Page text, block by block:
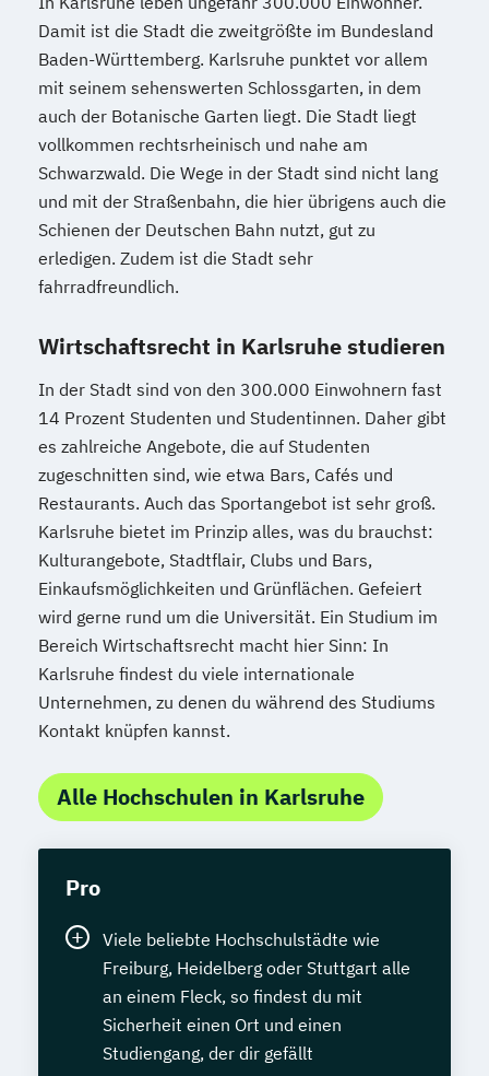
Damit ist die Stadt die zweitgrößte im Bundesland
Baden-Württemberg. Karlsruhe punktet vor allem
mit seinem sehenswerten Schlossgarten, in dem
auch der Botanische Garten liegt. Die Stadt liegt
vollkommen rechtsrheinisch und nahe am
Schwarzwald. Die Wege in der Stadt sind nicht lang
und mit der Straßenbahn, die hier übrigens auch die
Schienen der Deutschen Bahn nutzt, gut zu
erledigen. Zudem ist die Stadt sehr
fahrradfreundlich.
Wirtschaftsrecht in Karlsruhe studieren
In der Stadt sind von den 300.000 Einwohnern fast
14 Prozent Studenten und Studentinnen. Daher gibt
es zahlreiche Angebote, die auf Studenten
zugeschnitten sind, wie etwa Bars, Cafés und
Restaurants. Auch das Sportangebot ist sehr groß.
Karlsruhe bietet im Prinzip alles, was du brauchst:
Kulturangebote, Stadtflair, Clubs und Bars,
Einkaufsmöglichkeiten und Grünflächen. Gefeiert
wird gerne rund um die Universität. Ein Studium im
Bereich Wirtschaftsrecht macht hier Sinn: In
Karlsruhe findest du viele internationale
Unternehmen, zu denen du während des Studiums
Kontakt knüpfen kannst.
Alle Hochschulen in Karlsruhe
Pro
Viele beliebte Hochschulstädte wie
Freiburg, Heidelberg oder Stuttgart alle
an einem Fleck, so findest du mit
Sicherheit einen Ort und einen
Studiengang, der dir gefällt